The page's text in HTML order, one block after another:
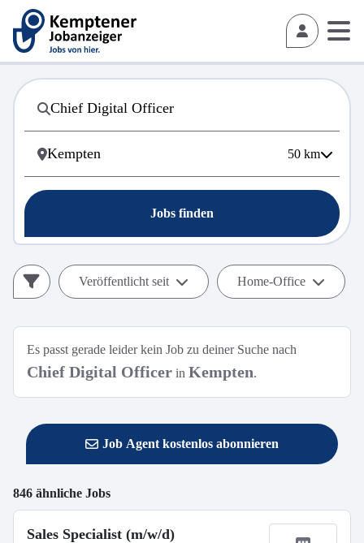
50 km
Jobs finden
Veröffentlicht seit Home-Office
Es passt gerade leider kein Job zu deiner Suche nach
Chief Digital Officer in Kempten.
Job Agent kostenlos abonnieren
846 ähnliche Jobs
Sales Specialist (m/w/d)